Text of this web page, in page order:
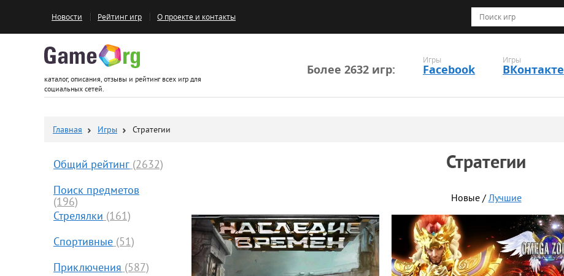
Новости Рейтинг игр О проекте и контакты
Более 2632 игр:
Игры
Facebook
Игры
ВКонтакте
каталог, описания, отзывы и рейтинг всех игр для
социальных сетей.
Главная Игры Стратегии
Общий рейтинг(2632)
Поиск предметов
(196)
Стрелялки(161)
Спортивные(51)
Приключения(587)
Стратегии
Новые /Лучшие